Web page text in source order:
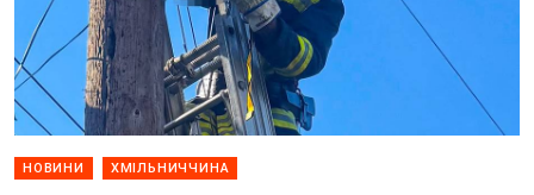
НОВИНИ ХМІЛЬНИЧЧИНА